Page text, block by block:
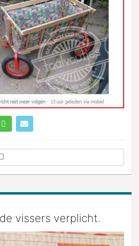
vissers verplicht.